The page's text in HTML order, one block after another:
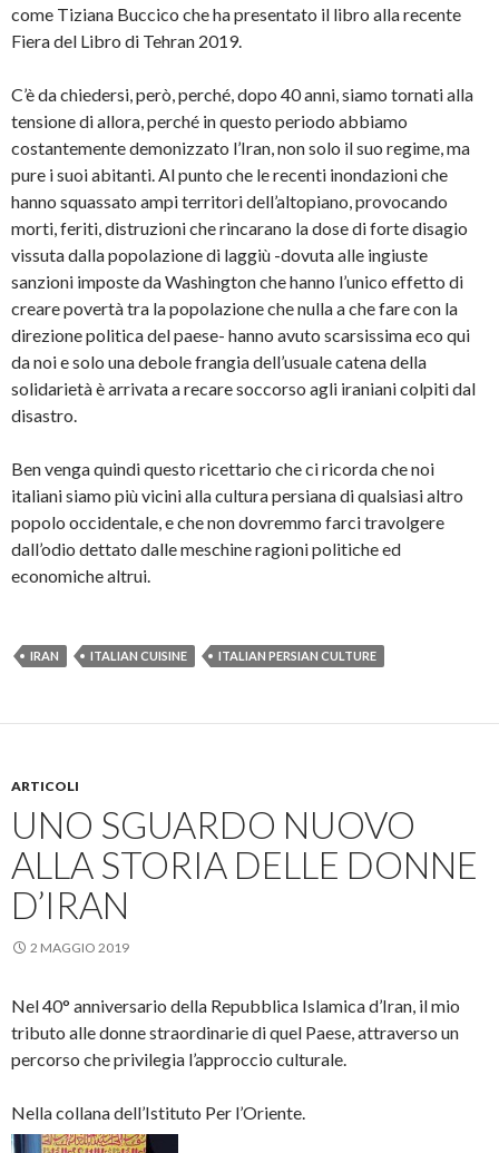
come Tiziana Buccico che ha presentato il libro alla recente
Fiera del Libro di Tehran 2019.
C’è da chiedersi, però, perché, dopo 40 anni, siamo tornati alla
tensione di allora, perché in questo periodo abbiamo
costantemente demonizzato l’Iran, non solo il suo regime, ma
pure i suoi abitanti. Al punto che le recenti inondazioni che
hanno squassato ampi territori dell’altopiano, provocando
morti, feriti, distruzioni che rincarano la dose di forte disagio
vissuta dalla popolazione di laggiù -dovuta alle ingiuste
sanzioni imposte da Washington che hanno l’unico effetto di
creare povertà tra la popolazione che nulla a che fare con la
direzione politica del paese- hanno avuto scarsissima eco qui
da noi e solo una debole frangia dell’usuale catena della
solidarietà è arrivata a recare soccorso agli iraniani colpiti dal
disastro.
Ben venga quindi questo ricettario che ci ricorda che noi
italiani siamo più vicini alla cultura persiana di qualsiasi altro
popolo occidentale, e che non dovremmo farci travolgere
dall’odio dettato dalle meschine ragioni politiche ed
economiche altrui.
IRAN ITALIAN CUISINE ITALIAN PERSIAN CULTURE
ARTICOLI
UNO SGUARDO NUOVO
ALLA STORIA DELLE DONNE
D’IRAN
2 MAGGIO 2019
Nel 40° anniversario della Repubblica Islamica d’Iran, il mio
tributo alle donne straordinarie di quel Paese, attraverso un
percorso che privilegia l’approccio culturale.
Nella collana dell’Istituto Per l’Oriente.